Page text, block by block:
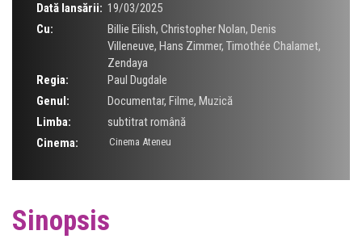
Dată lansării: 19/03/2025
Cu:
Billie Eilish, Christopher Nolan, Denis
Villeneuve, Hans Zimmer, Timothée Chalamet,
Zendaya
Regia:
Paul Dugdale
Genul:
Documentar, Filme, Muzică
Limba:
subtitrat română
Cinema:
Cinema Ateneu
Sinopsis